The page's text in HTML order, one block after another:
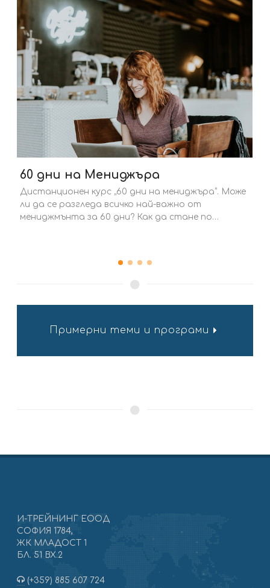
Индивидуални
Тези обучения се предпочитат най-вече заради:
Високото професионално и експертно ниво;
Индивидуални консултации и съдействие;…
Примерни теми и програми
И-ТРЕЙНИНГ ЕООД
СОФИЯ 1784,
ЖК МЛАДОСТ 1
БЛ. 51 ВХ.2
(+359) 885 607 724